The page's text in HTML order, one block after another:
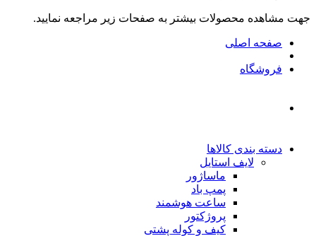
جهت مشاهده محصولات بیشتر به صفحات زیر مراجعه نمایید.
صفحه اصلی
فروشگاه
دسته بندی کالاها
لایف استایل
ماساژور
پمپ باد
ساعت هوشمند
پروژکتور
کیف و کوله پشتی